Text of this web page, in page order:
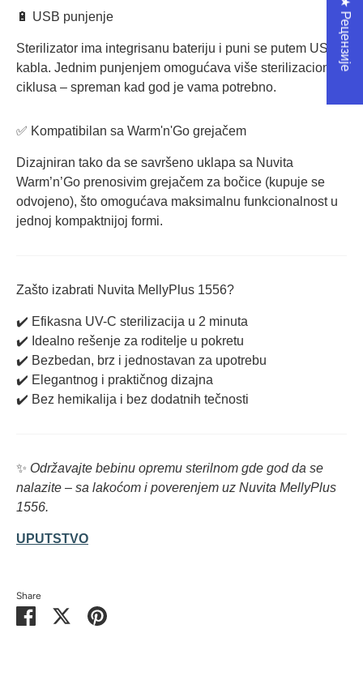
🔋 USB punjenje
Sterilizator ima integrisanu bateriju i puni se putem USB
kabla. Jednim punjenjem omogućava više sterilizacionih
ciklusa – spreman kad god je vama potrebno.
✅ Kompatibilan sa Warm'n'Go grejačem
Dizajniran tako da se savršeno uklapa sa Nuvita
Warm’n’Go prenosivim grejačem za bočice (kupuje se
odvojeno), što omogućava maksimalnu funkcionalnost u
jednoj kompaktnijoj formi.
Zašto izabrati Nuvita MellyPlus 1556?
✔️ Efikasna UV-C sterilizacija u 2 minuta
✔️ Idealno rešenje za roditelje u pokretu
✔️ Bezbedan, brz i jednostavan za upotrebu
✔️ Elegantnog i praktičnog dizajna
✔️ Bez hemikalija i bez dodatnih tečnosti
✨ Održavajte bebinu opremu sterilnom gde god da se
nalazite – sa lakoćom i poverenjem uz Nuvita MellyPlus
1556.
UPUTSTVO
Share
Share
SharePin
★ Рецензије